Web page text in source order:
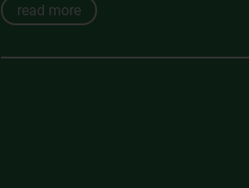
read more